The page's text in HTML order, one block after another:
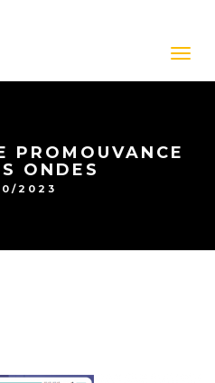
PROMOUVANCE
ONDES
2023